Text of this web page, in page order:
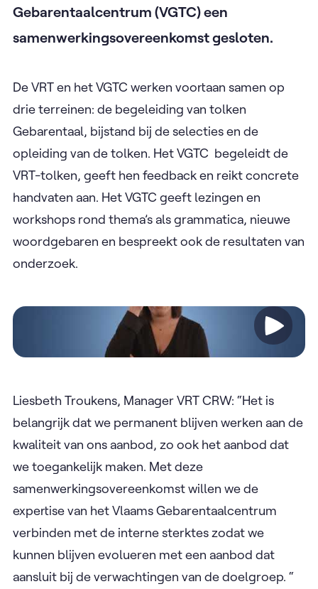
Gebarentaalcentrum (VGTC) een
samenwerkingsovereenkomst gesloten.
De VRT en het VGTC werken voortaan samen op
drie terreinen: de begeleiding van tolken
Gebarentaal, bijstand bij de selecties en de
opleiding van de tolken. Het VGTC begeleidt de
VRT-tolken, geeft hen feedback en reikt concrete
handvaten aan. Het VGTC geeft lezingen en
workshops rond thema’s als grammatica, nieuwe
woordgebaren en bespreekt ook de resultaten van
onderzoek.
Video
Liesbeth Troukens, Manager VRT CRW: “Het is
belangrijk dat we permanent blijven werken aan de
kwaliteit van ons aanbod, zo ook het aanbod dat
we toegankelijk maken. Met deze
samenwerkingsovereenkomst willen we de
expertise van het Vlaams Gebarentaalcentrum
verbinden met de interne sterktes zodat we
kunnen blijven evolueren met een aanbod dat
aansluit bij de verwachtingen van de doelgroep. “